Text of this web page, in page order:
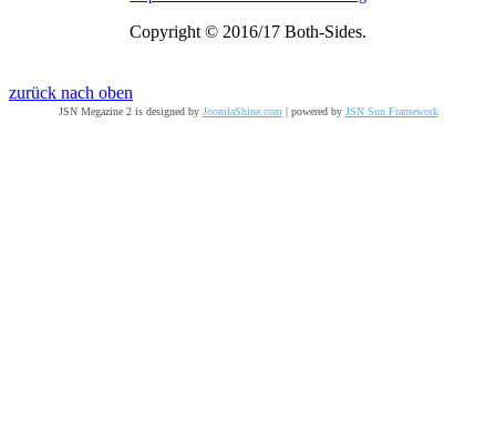
Copyright © 2016/17 Both-Sides.
zurück nach oben
JSN Megazine 2 is designed by JoomlaShine.com| powered by JSN Sun Framework